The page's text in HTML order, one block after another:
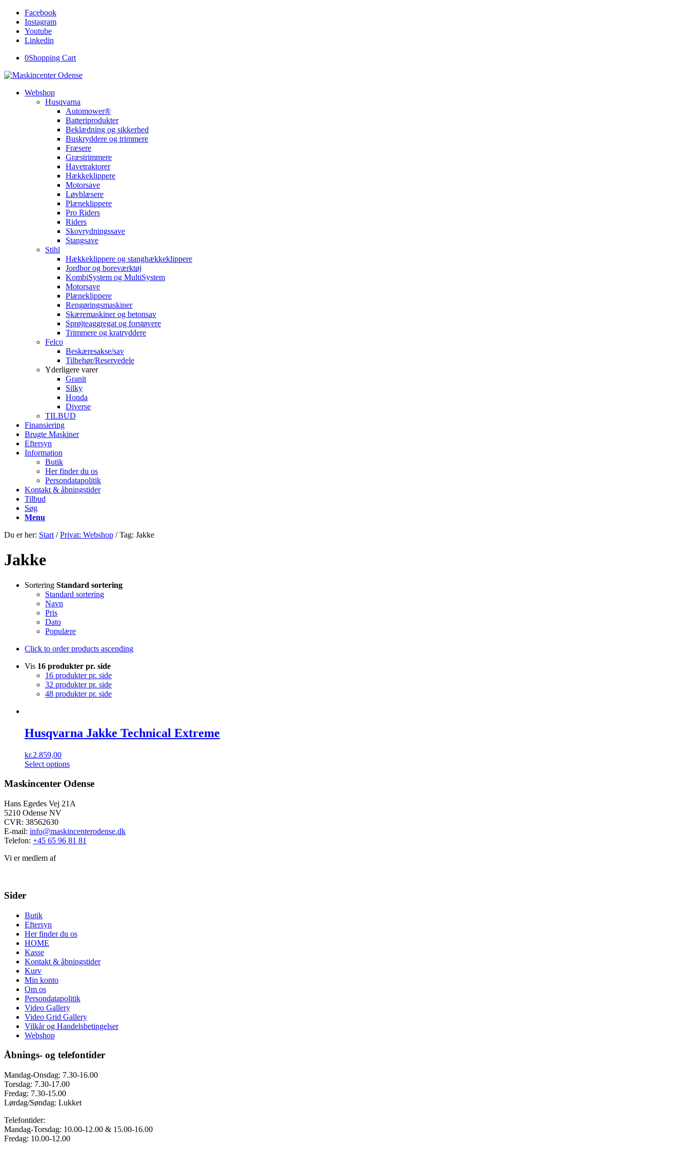
Facebook
Instagram
Youtube
Linkedin
0Shopping Cart
Webshop
Husqvarna
Automower®
Batteriprodukter
Beklædning og sikkerhed
Buskryddere og trimmere
Fræsere
Græstrimmere
Havetraktorer
Hækkeklippere
Motorsave
Løvblæsere
Plæneklippere
Pro Riders
Riders
Skovrydningssave
Stangsave
Stihl
Hækkeklippere og stanghækkeklippere
Jordbor og boreværktøj
KombiSystem og MultiSystem
Motorsave
Plæneklippere
Rengøringsmaskiner
Skæremaskiner og betonsav
Sprøjteaggregat og forstøvere
Trimmere og kratryddere
Felco
Beskæresakse/sav
Tilbehør/Reservedele
Yderligere varer
Granit
Silky
Honda
Diverse
TILBUD
Finansiering
Brugte Maskiner
Eftersyn
Information
Butik
Her finder du os
Persondatapolitik
Kontakt & åbningstider
Tilbud
Søg
Menu
Du er her: Start / Privat: Webshop / Tag: Jakke
Jakke
Sortering Standard sortering
Standard sortering
Navn
Pris
Dato
Populære
Click to order products ascending
Vis 16 produkter pr. side
16 produkter pr. side
32 produkter pr. side
48 produkter pr. side
Husqvarna Jakke Technical Extreme
kr.2.859,00
Select options
Maskincenter Odense
Hans Egedes Vej 21A
5210 Odense NV
CVR: 38562630
E-mail: info@maskincenterodense.dk
Telefon: +45 65 96 81 81
Vi er medlem af
Sider
Butik
Eftersyn
Her finder du os
HOME
Kasse
Kontakt & åbningstider
Kurv
Min konto
Om os
Persondatapolitik
Video Gallery
Video Grid Gallery
Vilkår og Handelsbetingelser
Webshop
Åbnings- og telefontider
Mandag-Onsdag: 7.30-16.00
Torsdag: 7.30-17.00
Fredag: 7.30-15.00
Lørdag/Søndag: Lukket
Telefontider:
Mandag-Torsdag: 10.00-12.00 & 15.00-16.00
Fredag: 10.00-12.00